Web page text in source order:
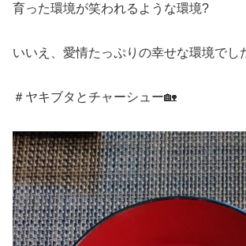
育った環境が笑われるような環境?
いいえ、愛情たっぷりの幸せな環境でし
＃ヤキブタとチャーシュー🏡